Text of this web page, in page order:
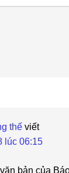
thế viết
lúc 06:15
bản của